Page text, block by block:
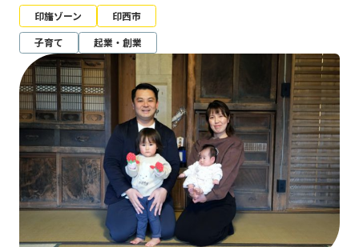
印旛ゾーン
印西市
子育て
起業・創業